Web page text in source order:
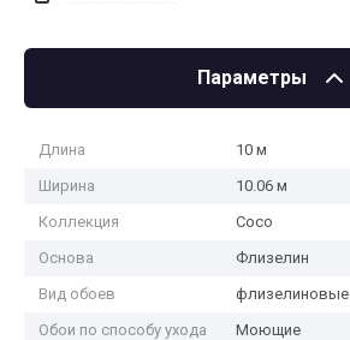
Параметры
Длина
10 м
Ширина
10.06 м
Коллекция
Coco
Основа
Флизелин
Вид обоев
флизелиновые
Обои по способу ухода
Моющие